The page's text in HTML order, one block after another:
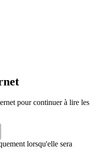
pour continuer à lire les
lorsqu'elle sera